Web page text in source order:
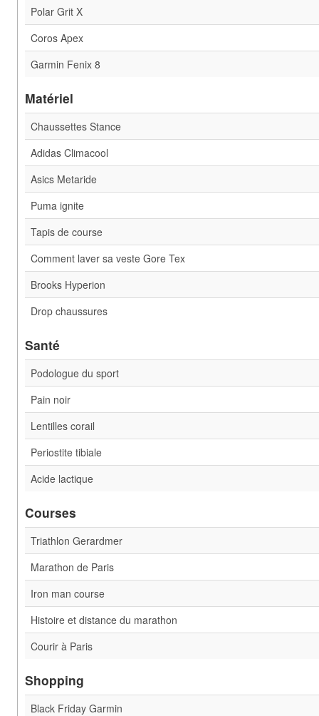
Polar Grit X
Coros Apex
Garmin Fenix 8
Matériel
Chaussettes Stance
Adidas Climacool
Asics Metaride
Puma ignite
Tapis de course
Comment laver sa veste Gore Tex
Brooks Hyperion
Drop chaussures
Santé
Podologue du sport
Pain noir
Lentilles corail
Periostite tibiale
Acide lactique
Courses
Triathlon Gerardmer
Marathon de Paris
Iron man course
Histoire et distance du marathon
Courir à Paris
Shopping
Black Friday Garmin